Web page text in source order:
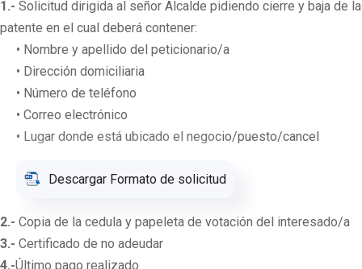
1.- Solicitud dirigida al señor Alcalde pidiendo cierre y baja de la
patente en el cual deberá contener:
• Nombre y apellido del peticionario/a
• Dirección domiciliaria
• Número de teléfono
• Correo electrónico
• Lugar donde está ubicado el negocio/puesto/cancel
Descargar Formato de solicitud
2.- Copia de la cedula y papeleta de votación del interesado/a
3.- Certificado de no adeudar
4.-Último pago realizado